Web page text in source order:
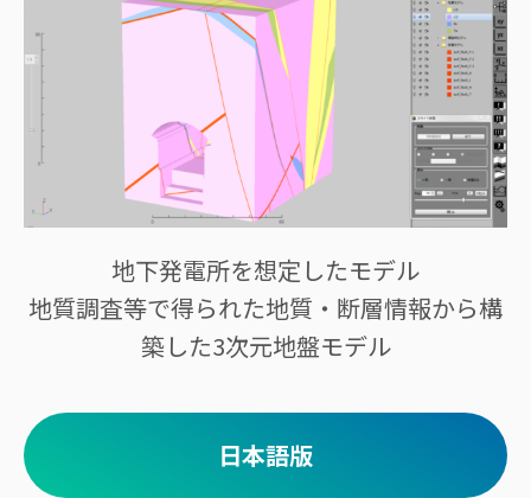
地下発電所を想定したモデル
地質調査等で得られた地質・断層情報から構
築した3次元地盤モデル
日本語版